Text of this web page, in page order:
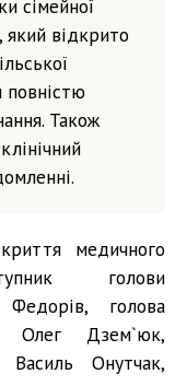
сімейної
відкрито
повністю
Також
медичного
голови
Федорів, голова
Олег Дзем`юк,
Василь Онутчак,